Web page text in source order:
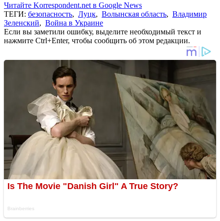
Читайте Korrespondent.net в Google News
ТЕГИ: безопасность, Луцк, Волынская область, Владимир
Зеленский, Война в Украине
Если вы заметили ошибку, выделите необходимый текст и
нажмите Ctrl+Enter, чтобы сообщить об этом редакции.